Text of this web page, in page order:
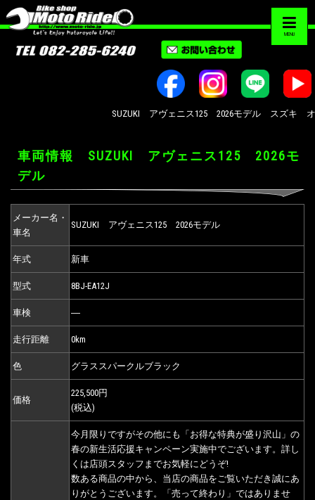
MENU
SUZUKI アヴェニス125 2026モデル スズキ オー
車両情報 SUZUKI アヴェニス125 2026モ
デル
メーカー名・
車名
SUZUKI アヴェニス125 2026モデル
年式 新車
型式 8BJ-EA12J
車検 ―
走行距離 0km
色 グラススパークルブラック
価格
225,500円
(税込)
今月限りですがその他にも「お得な特典が盛り沢山」の
春の新生活応援キャンペーン実施中でございます。詳し
くは店頭スタッフまでお気軽にどうぞ!
数ある商品の中から、当店の商品をご覧いただき誠にあ
りがとうございます。「売って終わり」ではありませ